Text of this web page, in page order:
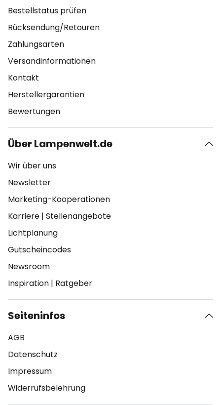
Bestellstatus prüfen
Rücksendung/Retouren
Zahlungsarten
Versandinformationen
Kontakt
Herstellergarantien
Bewertungen
Über Lampenwelt.de
Wir über uns
Newsletter
Marketing-Kooperationen
Karriere | Stellenangebote
Lichtplanung
Gutscheincodes
Newsroom
Inspiration | Ratgeber
Seiteninfos
AGB
Datenschutz
Impressum
Widerrufsbelehrung